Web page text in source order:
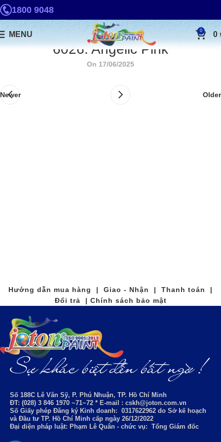
1800 9048
MENU 0 0
6026. Angelic Pink
On 17/06/2025
Newer Older
Hướng dẫn mua hàng | Giao - Nhận | Thanh toán |
Đổi trả | Chính sách bảo mật
Số 188C Lê Văn Sỹ, P. Phú Nhuận, TP. Hồ Chí Minh
ĐT: (028) 3 846 1970 ~71~72 * E-mail : cskh@joton.com.vn
Số Giấy phép Đăng ký Kinh doanh: 0317622962 do Sở kế hoạch
và Đầu tư TP. Hồ Chí Minh cấp ngày 26/12/2022
Đại diện pháp luật: Phạm Lê Quân - chức vụ: Tổng Giám đốc